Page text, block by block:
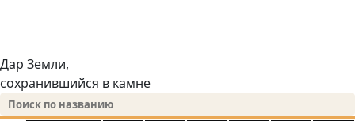
Дар Земли,
сохранившийся в камне